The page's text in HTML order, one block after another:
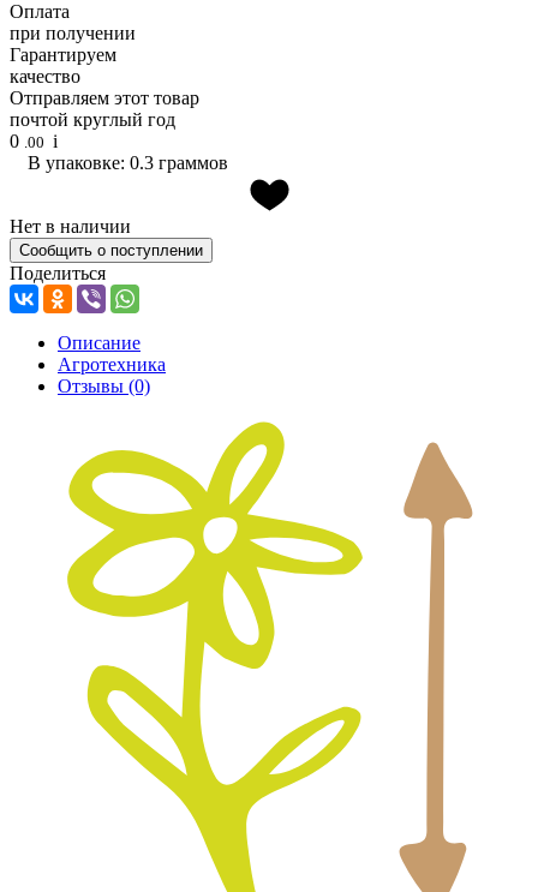
Оплата
при получении
Гарантируем
качество
Отправляем этот товар
почтой круглый год
0 .00 i
В упаковке: 0.3 граммов
Нет в наличии
Сообщить о поступлении
Поделиться
Описание
Агротехника
Отзывы (0)